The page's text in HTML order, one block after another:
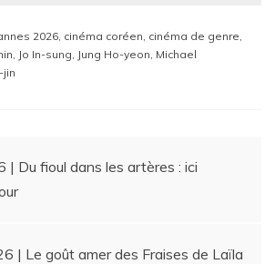
2026, cinéma coréen, cinéma de genre,
, Jo In-sung, Jung Ho-yeon, Michael
jin
| Du fioul dans les artères : ici
| Le goût amer des Fraises de Laïla